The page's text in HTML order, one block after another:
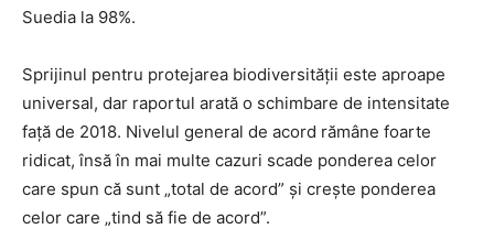
Suedia la 98%.
Sprijinul pentru protejarea biodiversității este aproape
universal, dar raportul arată o schimbare de intensitate
față de 2018. Nivelul general de acord rămâne foarte
ridicat, însă în mai multe cazuri scade ponderea celor
care spun că sunt „total de acord” și crește ponderea
celor care „tind să fie de acord”.